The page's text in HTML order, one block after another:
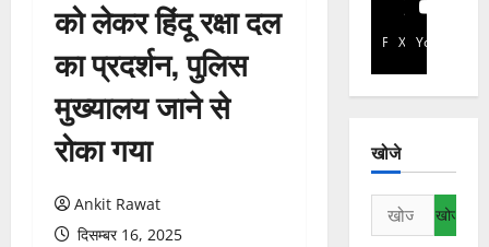
को लेकर हिंदू रक्षा दल
का प्रदर्शन, पुलिस
मुख्यालय जाने से
रोका गया
Ankit Rawat
दिसम्बर 16, 2025
Facebook
X YouTube
खोजे
निम्न
को